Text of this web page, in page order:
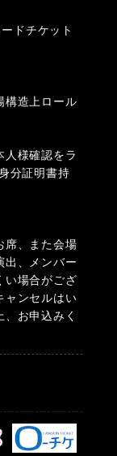
ドチケット
構造上ロール
様確認をラ
分証明書持
席、また会場
出、メンバー
い場合がござ
ャンセルはい
お申込みく